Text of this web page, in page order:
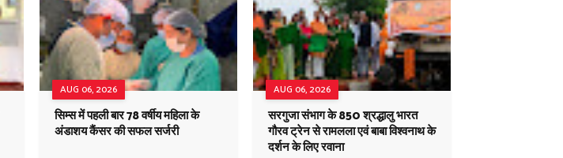
AUG 06, 2026
सिम्स में पहली बार 78 वर्षीय महिला के
अंडाशय कैंसर की सफल सर्जरी
AUG 06, 2026
सरगुजा संभाग के 850 श्रद्धालु भारत
गौरव ट्रेन से रामलला एवं बाबा विश्वनाथ के
दर्शन के लिए रवाना